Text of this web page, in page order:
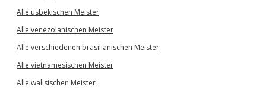
Alle usbekischen Meister
Alle venezolanischen Meister
Alle verschiedenen brasilianischen Meister
Alle vietnamesischen Meister
Alle walisischen Meister